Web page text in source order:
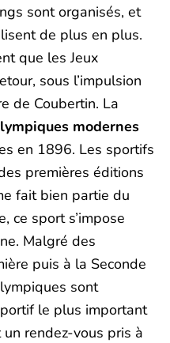
sont organisés, et
de plus en plus.
que les Jeux
sous l’impulsion
de Coubertin. La
modernes
en 1896. Les sportifs
premières éditions
fait bien partie du
ce sport s’impose
Malgré des
puis à la Seconde
sont
le plus important
rendez-vous pris à